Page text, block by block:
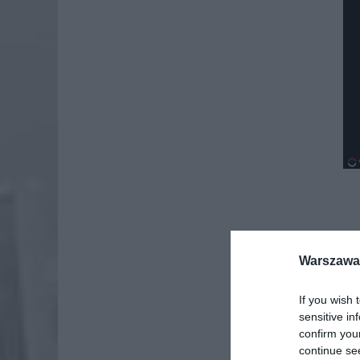
If you wish
sensitive
confirm
continue